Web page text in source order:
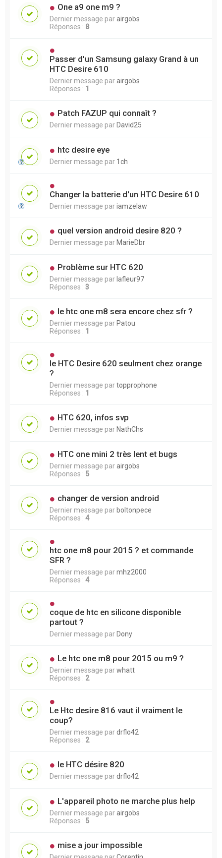
One a9 one m9 ?
Dernier message parairgobs
Réponses : 8
Passer d'un Samsung galaxy Grand à un
HTC Desire 610
Dernier message parairgobs
Réponses : 1
Patch FAZUP qui connaît ?
Dernier message parDavid25
htc desire eye
Dernier message par 1ch
Changer la batterie d'un HTC Desire 610
Dernier message pariamzelaw
quel version android desire 820 ?
Dernier message parMarieDbr
Problème sur HTC 620
Dernier message parlafleur97
Réponses : 3
le htc one m8 sera encore chez sfr ?
Dernier message parPatou
Réponses : 1
le HTC Desire 620 seulment chez orange
?
Dernier message partopprophone
Réponses : 1
HTC 620, infos svp
Dernier message parNathChs
HTC one mini 2 très lent et bugs
Dernier message parairgobs
Réponses : 5
changer de version android
Dernier message parboltonpece
Réponses : 4
htc one m8 pour 2015 ? et commande
SFR ?
Dernier message parmhz2000
Réponses : 4
coque de htc en silicone disponible
partout ?
Dernier message parDony
Le htc one m8 pour 2015 ou m9 ?
Dernier message parwhatt
Réponses : 2
Le Htc desire 816 vaut il vraiment le
coup?
Dernier message pardrflo42
Réponses : 2
le HTC désire 820
Dernier message pardrflo42
L'appareil photo ne marche plus help
Dernier message parairgobs
Réponses : 5
mise a jour impossible